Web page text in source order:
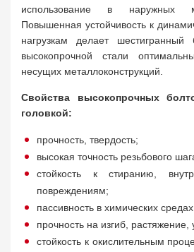
использование в наружных
Повышенная устойчивость к
нагрузкам делает
высокопрочной стали
несущих металлоконструкций.
Свойства высокопрочных
головкой:
прочность, твердость;
высокая точность резьбового
стойкость к стиранию,
повреждениям;
пассивность в химических
прочность на изгиб, растяжение,
стойкость к окислительным